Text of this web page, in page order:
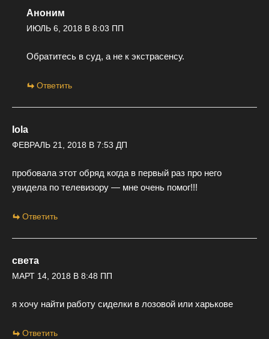
Аноним
ИЮЛЬ 6, 2018 В 8:03 ПП
Обратитесь в суд, а не к экстрасенсу.
Ответить
Iola
ФЕВРАЛЬ 21, 2018 В 7:53 ДП
пробовала этот обряд когда в первый раз про него
увидела по телевизору — мне очень помог!!!
Ответить
света
МАРТ 14, 2018 В 8:48 ПП
я хочу найти работу сиделки в лозовой или харькове
Ответить